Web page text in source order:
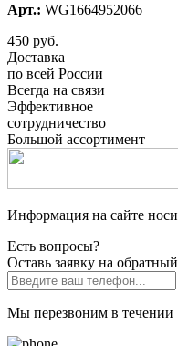
Арт.: WG1664952066
450 руб.
Доставка
по всей России
Всегда на связи
Эффективное
сотрудничество
Большой ассортимент
Информация на сайте
Есть вопросы?
Оставь заявку на
Мы перезвоним в течении